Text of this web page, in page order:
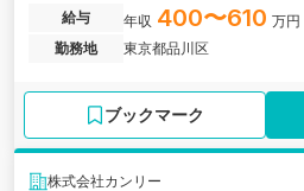
給与 年収 400〜610 万円
勤務地
東京都品川区
ブックマーク
株式会社カンリー